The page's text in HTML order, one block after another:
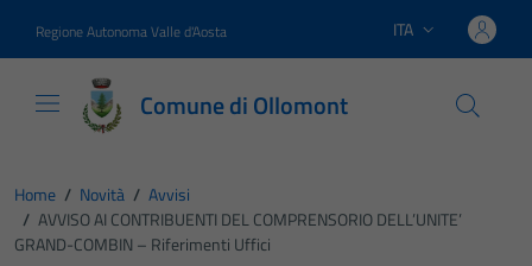
Regione Autonoma Valle d'Aosta Lingua attiva:
ITA
Comune di Ollomont
Home / Novità / Avvisi
/ AVVISO AI CONTRIBUENTI DEL COMPRENSORIO DELL’UNITE’
GRAND-COMBIN – Riferimenti Uffici